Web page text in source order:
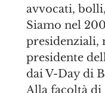
avvocati,
Siamo nel
presidenziali,
presidente
dai V-Day di
Alla facoltà di